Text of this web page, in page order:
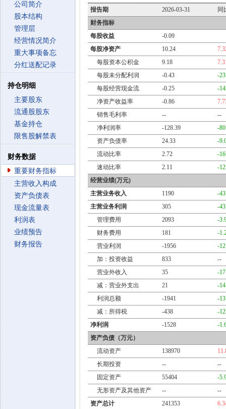
公司简介
股本结构
管理层
经营情况简介
重大事项备忘
分红送配记录
持仓明细
主要股东
流通股股东
基金持仓
限售股解禁表
财务数据
重要财务指标
主营收入构成
资产负债表
现金流量表
利润表
业绩预告
财务报告
报告期 2026-03-31
同
财务指标
每股收益
-0.09
每股净资产
10.24
每股资本公积金
9.18
每股未分配利润
-0.43
-
每股经营现金流
-0.25
-
净资产收益率
-0.86
销售毛利率
--
--
净利润率
-128.39
-
资产负债率
24.33
-
流动比率
2.72
-
速动比率
2.11
-
经营业绩(万元)
主营业务收入
1190
-
主营业务利润
305
-
管理费用
2093
-
财务费用
181
-
营业利润
-1956
-
加：投资收益
833
--
营业外收入
35
-
减：营业外支出
21
-
利润总额
-1941
-
减：所得税
-438
-
净利润
-1528
-
资产负债（万元）
流动资产
138970
长期投资
--
--
固定资产
55404
-
无形资产及其他资产
--
--
资产总计
241353